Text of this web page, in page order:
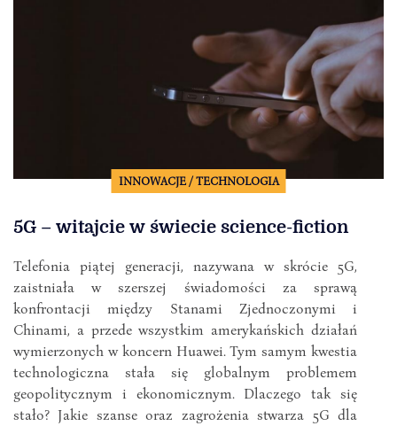
INNOWACJE / TECHNOLOGIA
5G – witajcie w świecie science-fiction
Telefonia piątej generacji, nazywana w skrócie 5G,
zaistniała w szerszej świadomości za sprawą
konfrontacji między Stanami Zjednoczonymi i
Chinami, a przede wszystkim amerykańskich działań
wymierzonych w koncern Huawei. Tym samym kwestia
technologiczna stała się globalnym problemem
geopolitycznym i ekonomicznym. Dlaczego tak się
stało? Jakie szanse oraz zagrożenia stwarza 5G dla